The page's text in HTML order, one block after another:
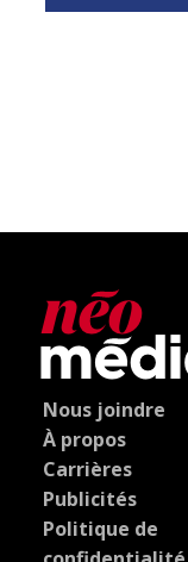
Nous joindre
À propos
Carrières
Publicités
Politique de